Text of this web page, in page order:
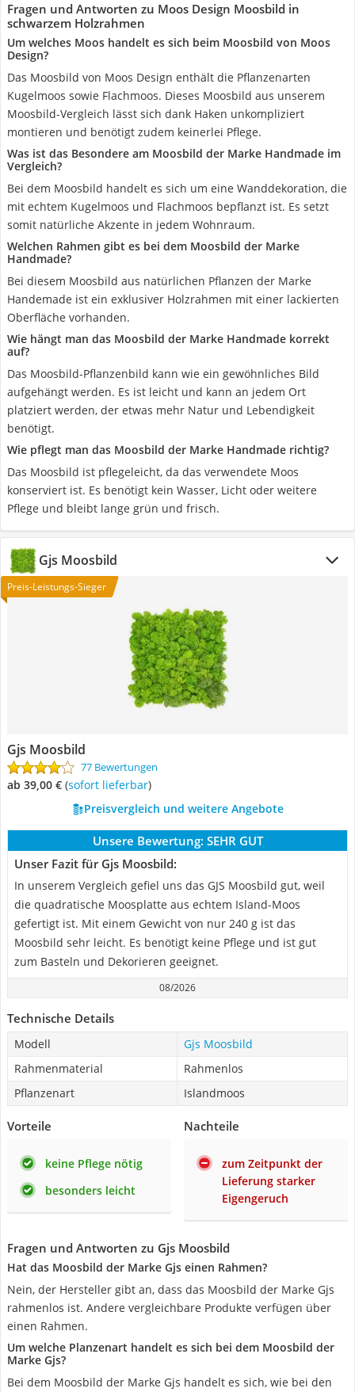
Fragen und Antworten zu Moos Design Moosbild in
schwarzem Holzrahmen
Um welches Moos handelt es sich beim Moosbild von Moos
Design?
Das Moosbild von Moos Design enthält die Pflanzenarten
Kugelmoos sowie Flachmoos. Dieses Moosbild aus unserem
Moosbild-Vergleich lässt sich dank Haken unkompliziert
montieren und benötigt zudem keinerlei Pflege.
Was ist das Besondere am Moosbild der Marke Handmade im
Vergleich?
Bei dem Moosbild handelt es sich um eine Wanddekoration, die
mit echtem Kugelmoos und Flachmoos bepflanzt ist. Es setzt
somit natürliche Akzente in jedem Wohnraum.
Welchen Rahmen gibt es bei dem Moosbild der Marke
Handmade?
Bei diesem Moosbild aus natürlichen Pflanzen der Marke
Handemade ist ein exklusiver Holzrahmen mit einer lackierten
Oberfläche vorhanden.
Wie hängt man das Moosbild der Marke Handmade korrekt
auf?
Das Moosbild-Pflanzenbild kann wie ein gewöhnliches Bild
aufgehängt werden. Es ist leicht und kann an jedem Ort
platziert werden, der etwas mehr Natur und Lebendigkeit
benötigt.
Wie pflegt man das Moosbild der Marke Handmade richtig?
Das Moosbild ist pflegeleicht, da das verwendete Moos
konserviert ist. Es benötigt kein Wasser, Licht oder weitere
Pflege und bleibt lange grün und frisch.
Gjs Moosbild
Preis-Leistungs-Sieger
Gjs Moosbild
77 Bewertungen
ab 39,00 € ( Sofort lieferbar)
Preisvergleich und weitere Angebote
Unsere Bewertung: SEHR GUT
Unser Fazit für Gjs Moosbild:
In unserem Vergleich gefiel uns das GJS Moosbild gut, weil
die quadratische Moosplatte aus echtem Island-Moos
gefertigt ist. Mit einem Gewicht von nur 240 g ist das
Moosbild sehr leicht. Es benötigt keine Pflege und ist gut
zum Basteln und Dekorieren geeignet.
08/2026
Technische Details
Modell
Gjs Moosbild
Rahmenmaterial
Rahmenlos
Pflanzenart
Islandmoos
Vorteile
keine Pflege nötig
besonders leicht
Nachteile
zum Zeitpunkt der
Lieferung starker
Eigengeruch
Fragen und Antworten zu Gjs Moosbild
Hat das Moosbild der Marke Gjs einen Rahmen?
Nein, der Hersteller gibt an, dass das Moosbild der Marke Gjs
rahmenlos ist. Andere vergleichbare Produkte verfügen über
einen Rahmen.
Um welche Planzenart handelt es sich bei dem Moosbild der
Marke Gjs?
Bei dem Moosbild der Marke Gjs handelt es sich, wie bei den